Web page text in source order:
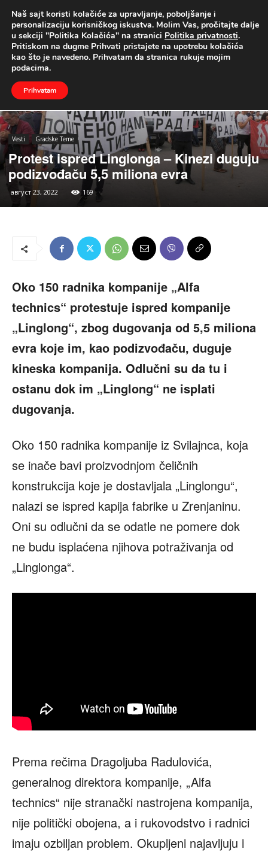
UŽIVO
Naslovna Vesti Gradske Teme
Vesti Gradske Teme
Protest ispred Linglonga – Kinezi duguju
podizvođaču 5,5 miliona evra
август 23, 2022 169
Oko 150 radnika kompanije „Alfa
technics“ protestuje ispred kompanije
„Linglong“, zbog dugovanja od 5,5 miliona
evra koje im, kao podizvođaču, duguje
kineska kompanija. Odlučni su da tu i
ostanu dok im „Linglong“ ne isplati
dugovanja.
Oko 150 radnika kompanije iz Svilajnca, koja
se inače bavi proizvodnjom čeličnih
konstrukcija koje je dostavljala „Linglongu“,
nalazi se ispred kapija fabrike u Zrenjaninu.
Oni su odlučni da se odatle ne pomere dok
ne budu isplaćena njihova potraživanja od
„Linglonga“.
Prema rečima Dragoljuba Radulovića,
generalnog direktora kompanije, „Alfa
technics“ nije stranački nastrojena kompanija,
nije politički obojena, a i rukovodstvo i radnici
imaju ozbiljan problem. Okupljeni najavljuju i
Naš sajt koristi kolačiće za upravljanje, poboljšanje i
personalizaciju korisničkog iskustva. Molim Vas, pročitajte dalje
u sekciji "Politika Kolačića" na stranici Politika privatnosti.
Pritiskom na dugme Prihvati pristajete na upotrebu kolačića
kao što je navedeno. Prihvatam da stranica rukuje mojim
podacima.
Prihvatam